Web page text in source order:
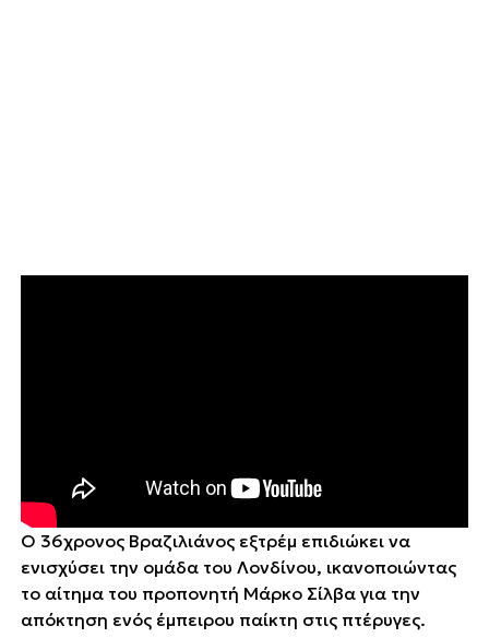
Ο 36χρονος Βραζιλιάνος εξτρέμ επιδιώκει να
ενισχύσει την ομάδα του Λονδίνου, ικανοποιώντας
το αίτημα του προπονητή Μάρκο Σίλβα για την
απόκτηση ενός έμπειρου παίκτη στις πτέρυγες.